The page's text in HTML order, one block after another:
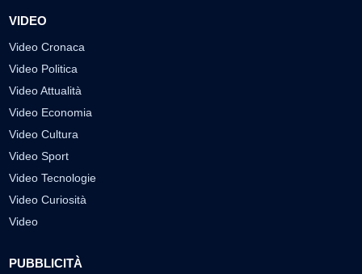
VIDEO
Video Cronaca
Video Politica
Video Attualità
Video Economia
Video Cultura
Video Sport
Video Tecnologie
Video Curiosità
Video
PUBBLICITÀ